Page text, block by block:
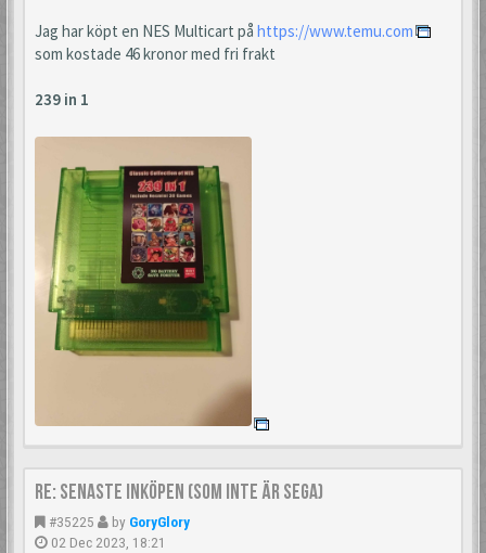
Jag har köpt en NES Multicart på https://www.temu.com
som kostade 46 kronor med fri frakt
239 in 1
Re: Senaste inköpen (som inte är Sega)
#35225 by GoryGlory
02 Dec 2023, 18:21